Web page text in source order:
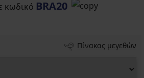
κωδικό BRA20
Πίνακας μεγεθών